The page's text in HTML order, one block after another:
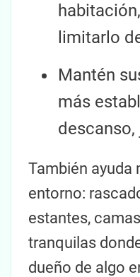
limitarlo
Mantén
más
descanso,
También ayuda
entorno:
estantes,
tranquilas
dueño de algo